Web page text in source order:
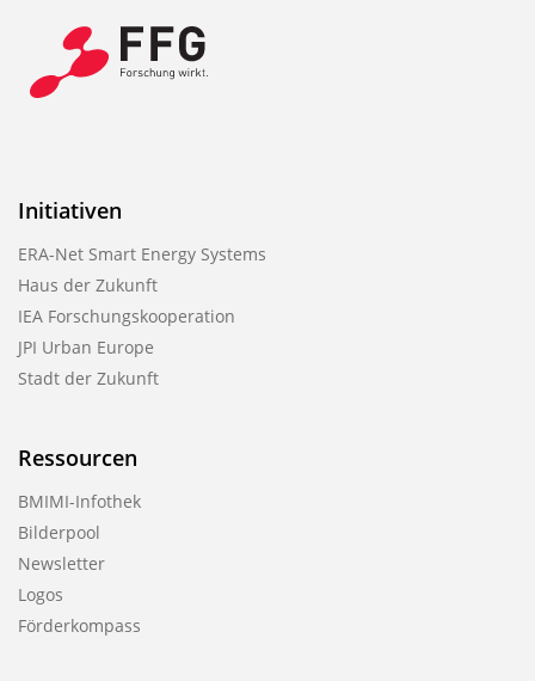
Initiativen
ERA-Net Smart Energy Systems
Haus der Zukunft
IEA Forschungskooperation
JPI Urban Europe
Stadt der Zukunft
Ressourcen
BMIMI-Infothek
Bilderpool
Newsletter
Logos
Förderkompass